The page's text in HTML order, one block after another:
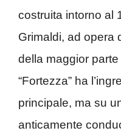
costruita intorno al
Grimaldi, ad opera
della maggior
“Fortezza” ha
principale, ma su
anticamente